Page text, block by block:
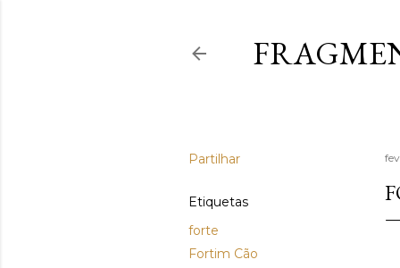
Partilhar
Etiquetas
forte
Fortim Cão